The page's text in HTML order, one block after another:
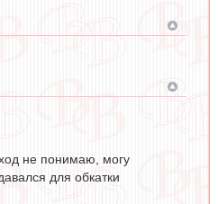
не понимаю, могу
для обкатки